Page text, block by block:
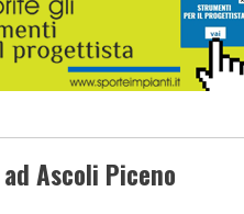
Ascoli Piceno